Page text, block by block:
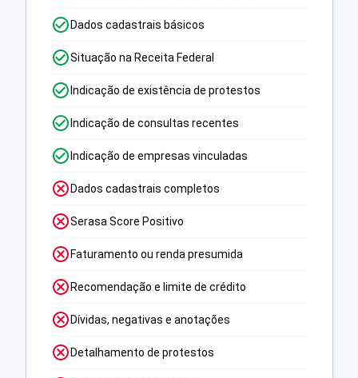
Dados cadastrais básicos
Situação na Receita Federal
Indicação de existência de protestos
Indicação de consultas recentes
Indicação de empresas vinculadas
Dados cadastrais completos
Serasa Score Positivo
Faturamento ou renda presumida
Recomendação e limite de crédito
Dívidas, negativas e anotações
Detalhamento de protestos